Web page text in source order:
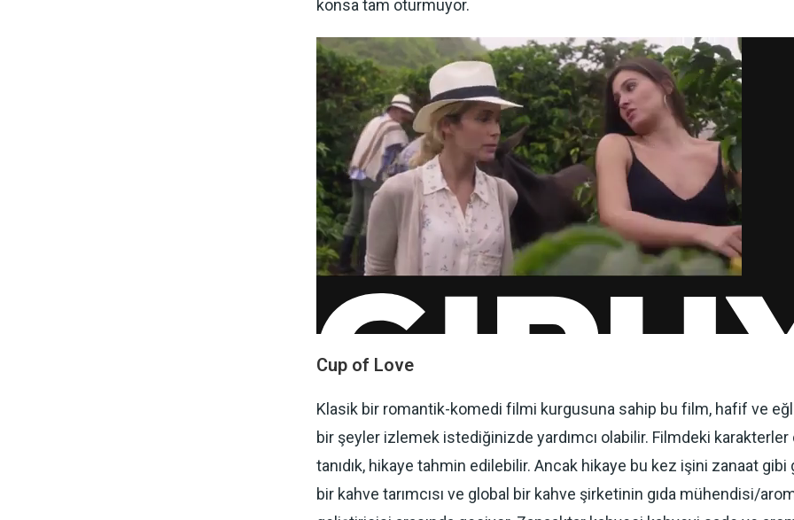
konsa tam oturmuyor.
Cup of Love
Klasik bir romantik-komedi filmi kurgusuna sahip bu film, hafif ve
bir şeyler izlemek istediğinizde yardımcı olabilir. Filmdeki karakterler
tanıdık, hikaye tahmin edilebilir. Ancak hikaye bu kez işini zanaat gibi
bir kahve tarımcısı ve global bir kahve şirketinin gıda mühendisi/